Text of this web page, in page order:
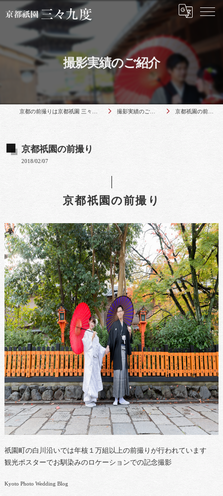
撮影実績のご紹介
撮影実績のご紹介 京都祇園の前撮り
京都祇園の前撮り
2018/02/07
京都祇園の前撮り
祇園町の白川沿いでは年核１万組以上の前撮りが行われています
観光ポスターでお馴染みのロケーションでの記念撮影
Kyoto Photo Wedding Blog